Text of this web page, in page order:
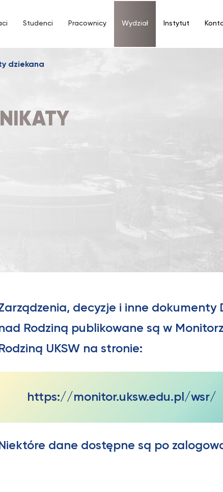
Studenci Pracownicy Wydział Instytut
dziekana
decyzje i inne dokumenty
Rodziną publikowane są w
Rodziną UKSW na stronie:
https://monitor.uksw.edu.pl/wsr/
Niektóre dane dostępne są po